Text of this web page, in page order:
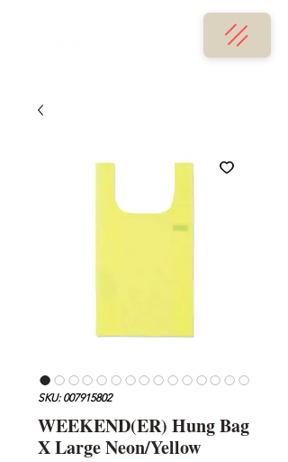
SKU: 007915802
WEEKEND(ER) Hung Bag
X Large Neon/Yellow